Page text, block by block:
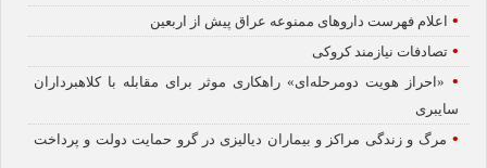
• اعلام فهرست داروهای ممنوعه عراق پیش از اربعین
• تصادفات نیازمند کروکی
• «احراز هویت دومرحله‌ای» راهکاری موثر برای مقابله با کلاهبرداران
سایبری
• مرگ و زندگی مراکز و بیماران دیالیزی در گرو حمایت دولت و پرداخت